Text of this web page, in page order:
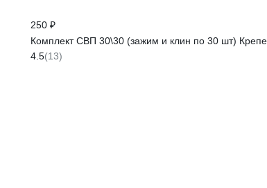
250 ₽
Комплект СВП 30\30 (зажим и клин по 30 шт)
4.5(13)